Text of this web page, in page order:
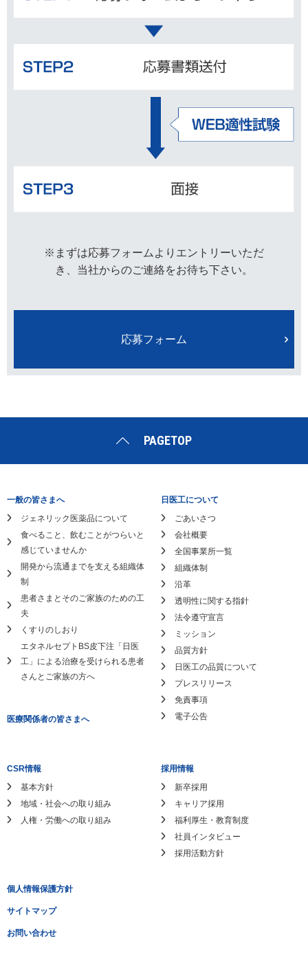
※まずは応募フォームよりエントリーいただ
き、当社からのご連絡をお待ち下さい。
応募フォーム
PAGETOP
一般の皆さまへ
ジェネリック医薬品について
食べること、飲むことがつらいと
感じていませんか
開発から流通までを支える組織体
制
患者さまとそのご家族のための工
夫
くすりのしおり
エタネルセプトBS皮下注「日医
工」による治療を受けられる患者
さんとご家族の方へ
医療関係者の皆さまへ
日医工について
ごあいさつ
会社概要
全国事業所一覧
組織体制
沿革
透明性に関する指針
法令遵守宣言
ミッション
品質方針
日医工の品質について
プレスリリース
免責事項
電子公告
CSR情報
基本方針
地域・社会への取り組み
人権・労働への取り組み
採用情報
新卒採用
キャリア採用
福利厚生・教育制度
社員インタビュー
採用活動方針
個人情報保護方針
サイトマップ
お問い合わせ